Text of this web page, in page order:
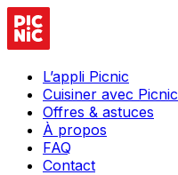
L’appli Picnic
Cuisiner avec Picnic
Offres & astuces
À propos
FAQ
Contact